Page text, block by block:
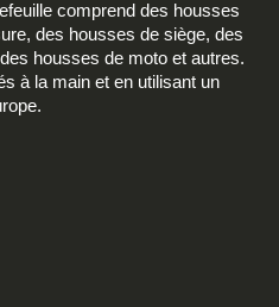
comprend des housses
des housses de siège, des
housses de moto et autres.
à la main et en utilisant un